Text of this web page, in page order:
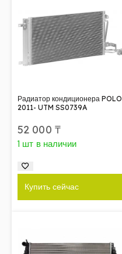
Радиатор кондиционера POLO
2011- UTM SS0739A
52 000 ₸
1 шт в наличии
Купить сейчас